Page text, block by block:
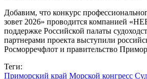
Добавим, что конкурс
зовет 2026» проводится компанией
поддержке Российской палаты
партнерами проекта выступили
Росморречфлот и правительство
Теги:
Приморский край Морской конгресс